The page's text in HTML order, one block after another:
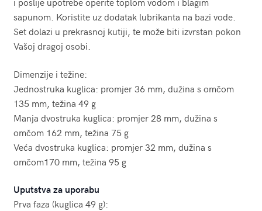
sapunom. Koristite uz dodatak lubrikanta na bazi vode.
Set dolazi u prekrasnoj kutiji, te može biti izvrstan pokon
Vašoj dragoj osobi.
Dimenzije i težine:
Jednostruka kuglica: promjer 36 mm, dužina s omčom
135 mm, težina 49 g
Manja dvostruka kuglica: promjer 28 mm, dužina s
omčom 162 mm, težina 75 g
Veća dvostruka kuglica: promjer 32 mm, dužina s
omčom170 mm, težina 95 g
Uputstva za uporabu
Prva faza (kuglica 49 g):